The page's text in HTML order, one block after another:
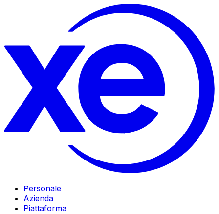
Personale
Azienda
Piattaforma